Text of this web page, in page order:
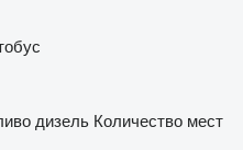
дизель Количество мест